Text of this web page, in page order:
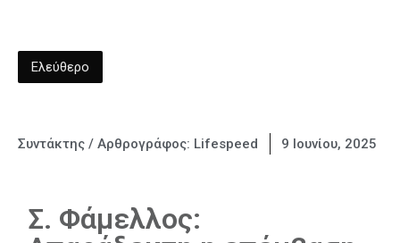
Ελεύθερο
Συντάκτης / Αρθρογράφος: Lifespeed 9 Ιουνίου, 2025
Σ. Φάμελλος: